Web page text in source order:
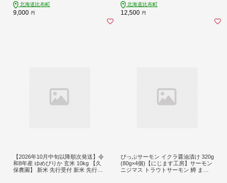
北海道比布町
9,000 円
北海道比布町
12,500 円
【2026年10月中旬以降順次発送】令
和8年産 ゆめぴりか 玄米 10kg 【久
保農園】 新米 先行受付 新米 先行受
ぴっぷサーモン イクラ醤油漬け 320g
(80g×4個)【にじます工房】サーモン
ニジマス トラウトサーモン 鱒 ます